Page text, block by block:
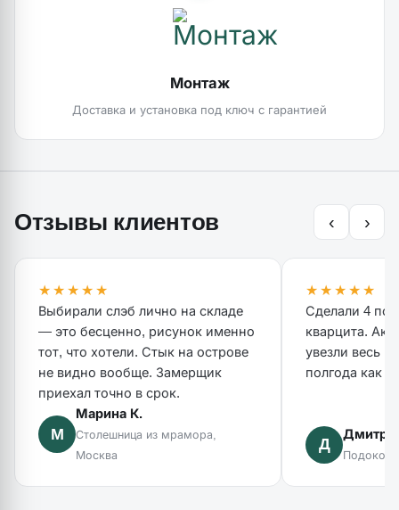
Монтаж
Доставка и установка под ключ с гарантией
Отзывы клиентов ‹ ›
★★★★★
Выбирали слэб лично на складе
— это бесценно, рисунок именно
тот, что хотели. Стык на острове
не видно вообще. Замерщик
приехал точно в срок.
М
Марина К.
Столешница из мрамора,
Москва
★★★★★
Сделали 4
кварцита.
увезли весь
полгода как
Д